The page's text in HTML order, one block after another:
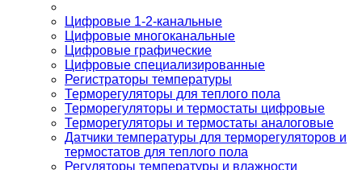
Цифровые 1-2-канальные
Цифровые многоканальные
Цифровые графические
Цифровые специализированные
Регистраторы температуры
Терморегуляторы для теплого пола
Терморегуляторы и термостаты цифровые
Терморегуляторы и термостаты аналоговые
Датчики температуры для терморегуляторов и
термостатов для теплого пола
Регуляторы температуры и влажности